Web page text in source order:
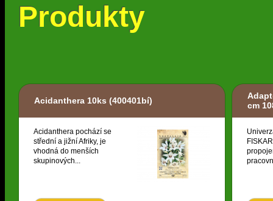
Produkty
Acidanthera 10ks (400401bí)
Acidanthera pochází se
střední a jižní Afriky, je
vhodná do menších
skupinových...
cm